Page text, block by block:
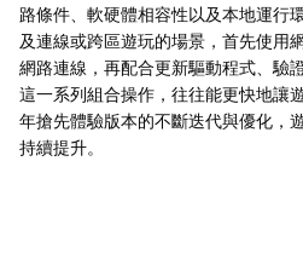
路條件、軟硬體相容性以及本地運行
及連線或跨區遊玩的場景，首先使用
網路連線，再配合更新驅動程式、驗
這一系列組合操作，往往能更快地讓
年搶先體驗版本的不斷迭代與優化，
持續提升。